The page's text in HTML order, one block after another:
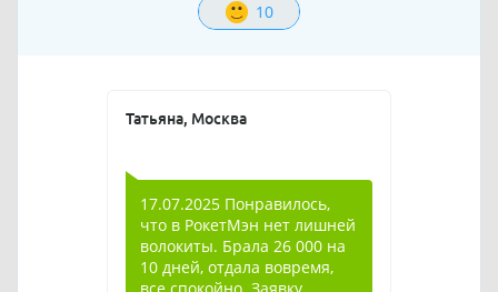
10
Татьяна, Москва
17.07.2025 Понравилось,
что в РокетМэн нет лишней
волокиты. Брала 26 000 на
10 дней, отдала вовремя,